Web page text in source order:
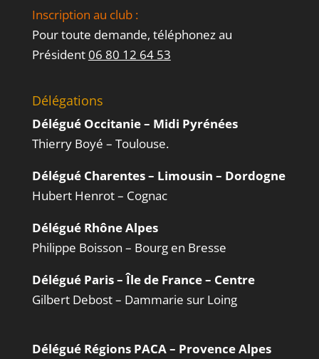
Inscription au club :
Pour toute demande, téléphonez au
Président06 80 12 64 53
Délégations
Délégué Occitanie – Midi Pyrénées
Thierry Boyé – Toulouse.
Délégué Charentes – Limousin – Dordogne
Hubert Henrot – Cognac
Délégué Rhône Alpes
Philippe Boisson – Bourg en Bresse
Délégué Paris – Île de France – Centre
Gilbert Debost – Dammarie sur Loing
Délégué Régions PACA – Provence Alpes